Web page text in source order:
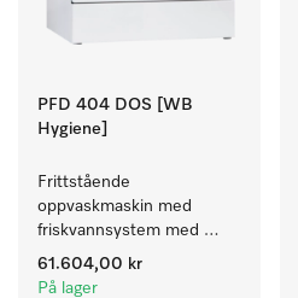
PFD 404 DOS [WB
Hygiene]
Frittstående
oppvaskmaskin med
friskvannsystem med
kurver for pleiehjem,
barnehager og alle som
61.604,00 kr
På lager